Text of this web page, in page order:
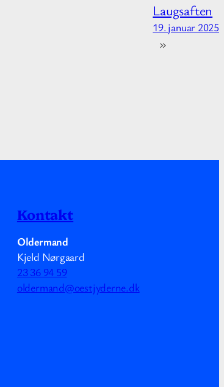
Laugsaften
19. januar 2025
»
Kontakt
Oldermand
Kjeld Nørgaard
23 36 94 59
oldermand@oestjyderne.dk